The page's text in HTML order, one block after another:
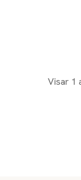
Visar 1